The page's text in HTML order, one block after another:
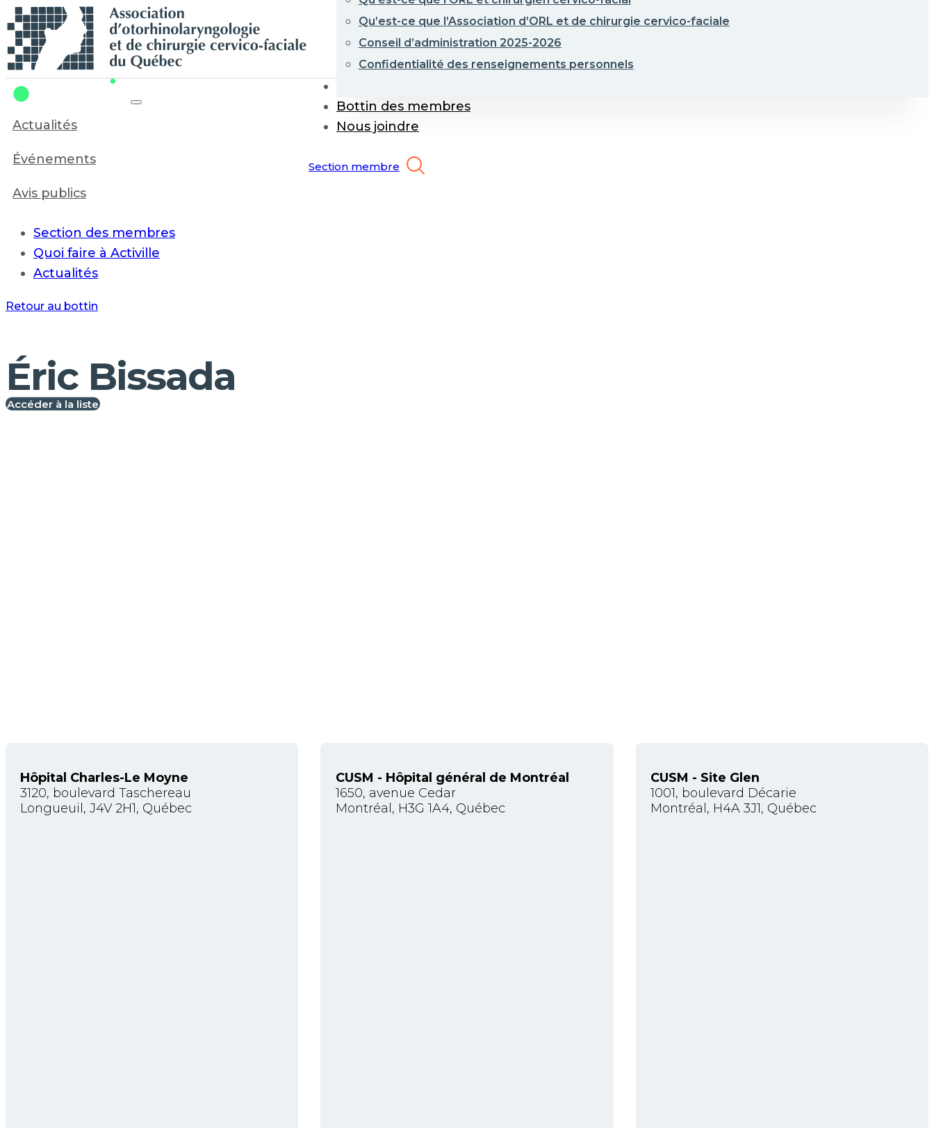
Recherche en cours...
Qu’est-ce que l’Association d’ORL et de chirurgie cervico-faciale
Conseil d’administration 2025-2026
Confidentialité des renseignements personnels
Bottin des membres
Nous joindre
Section membre
Actualités
Événements
Avis publics
Section des membres
Quoi faire à Activille
Actualités
Retour au bottin
Éric Bissada
Accéder à la liste
Hôpital Charles-Le Moyne
3120, boulevard Taschereau
Longueuil, J4V 2H1, Québec
CUSM - Hôpital général de Montréal
1650, avenue Cedar
Montréal, H3G 1A4, Québec
CUSM - Site Glen
1001, boulevard Décarie
Montréal, H4A 3J1, Québec